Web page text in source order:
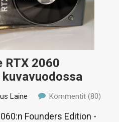
RTX 2060
Laine Kommentit (80)
Founders Edition -